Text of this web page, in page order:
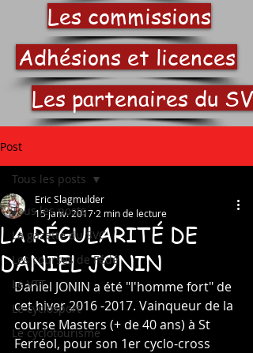
Les commissions
Adhésions et licences
Les partenaires du SVC
Post
Tous les posts
La gazette du SVC
Les courses de Fédé
Le VTT
Le cyclosport
Le cyclotourisme
Tous les posts
LA RÉGULARITÉ DE
DANIEL JONIN
Eric Slagmulder
15 janv. 2017 2 min de lecture
Daniel JONIN a été "l'homme fort" de
cet hiver 2016 -2017. Vainqueur de la
course Masters (+ de 40 ans) à St
Ferréol, pour son 1er cyclo-cross